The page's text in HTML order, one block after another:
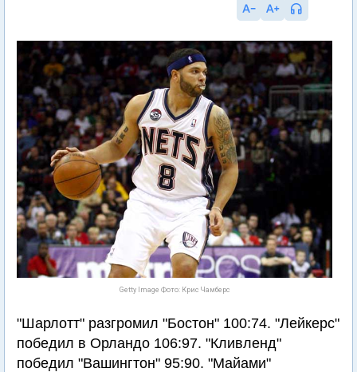
Getty Image Фото: Крис Чамберс
"Шарлотт" разгромил "Бостон" 100:74. "Лейкерс"
победил в Орландо 106:97. "Кливленд"
победил "Вашингтон" 95:90. "Майами"